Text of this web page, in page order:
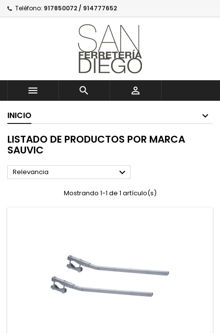
Teléfono: 917850072 / 914777652
  
INICIO
LISTADO DE PRODUCTOS POR MARCA
SAUVIC
Relevancia 
Mostrando 1-1 de 1 artículo(s)